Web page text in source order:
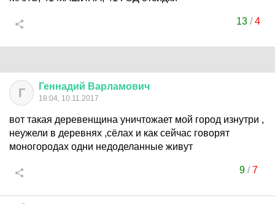
13 /4
Г Геннадий Варламович
18:04, 10.11.2017
вот такая деревенщина уничтожает мой город изнутри ,
неужели в деревнях ,сёлах и как сейчас говорят
моногородах одни недоделанные живут
9/7